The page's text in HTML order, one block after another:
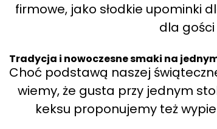
firmowe, jako słodkie upominki
dla
Tradycja i nowoczesne smaki na
Choć podstawą naszej
wiemy, że gusta przy jednym
keksu proponujemy też